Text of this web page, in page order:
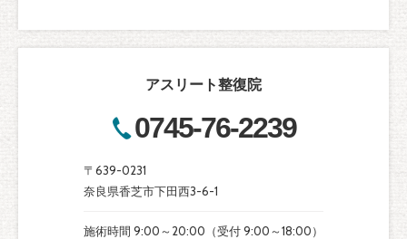
アスリート整復院
0745-76-2239
〒639-0231
奈良県香芝市下田西3-6-1
施術時間 9:00～20:00（受付 9:00～18:00）